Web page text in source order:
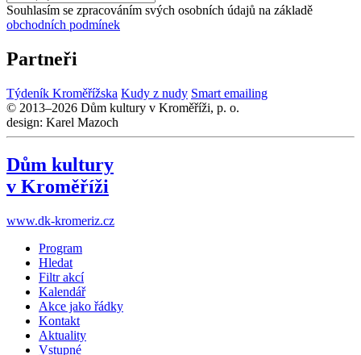
Souhlasím se zpracováním svých osobních údajů na základě
obchodních podmínek
Partneři
Týdeník Kroměřížska Kudy z nudy Smart emailing
© 2013–2026 Dům kultury v Kroměříži, p. o.
design: Karel Mazoch
Dům kultury
v Kroměříži
www.dk-kromeriz.cz
Program
Hledat
Filtr akcí
Kalendář
Akce jako řádky
Kontakt
Aktuality
Vstupné